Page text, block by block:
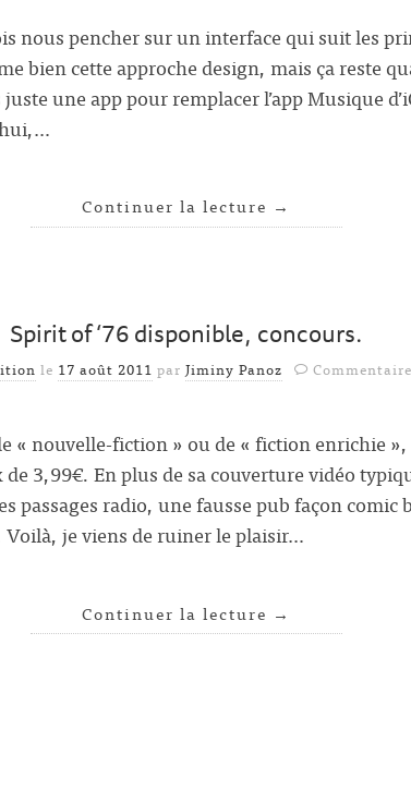
nous pencher sur un interface qui suit les
bien cette approche design, mais ça reste
une app pour remplacer l’app Musique
Continuer la lecture →
Spirit of ‘76 disponible, concours.
le 17 août 2011 par Jiminy Panoz
« nouvelle-fiction » ou de « fiction enrichie
3,99€. En plus de sa couverture vidéo
passages radio, une fausse pub façon comic
je viens de ruiner le plaisir…
Continuer la lecture →